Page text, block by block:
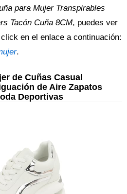
para Mujer Transpirables
Tacón Cuña 8CM, puedes ver
en el enlace a continuación:
.
de Cuñas Casual
de Aire Zapatos
Deportivas